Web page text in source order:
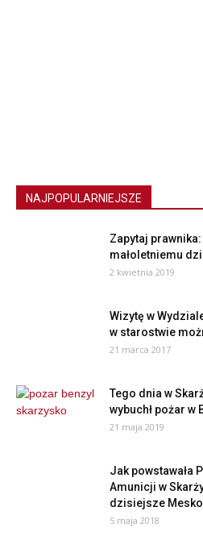
NAJPOPULARNIEJSZE
Zapytaj
małoletniemu
2 kwietnia 2019
Wizytę w
w starostwie
21 marca 2017
Tego dnia w
wybuchł pożar w
21 maja 2019
Jak powstawała
Amunicji w
dzisiejsze Mesko
5 maja 2018